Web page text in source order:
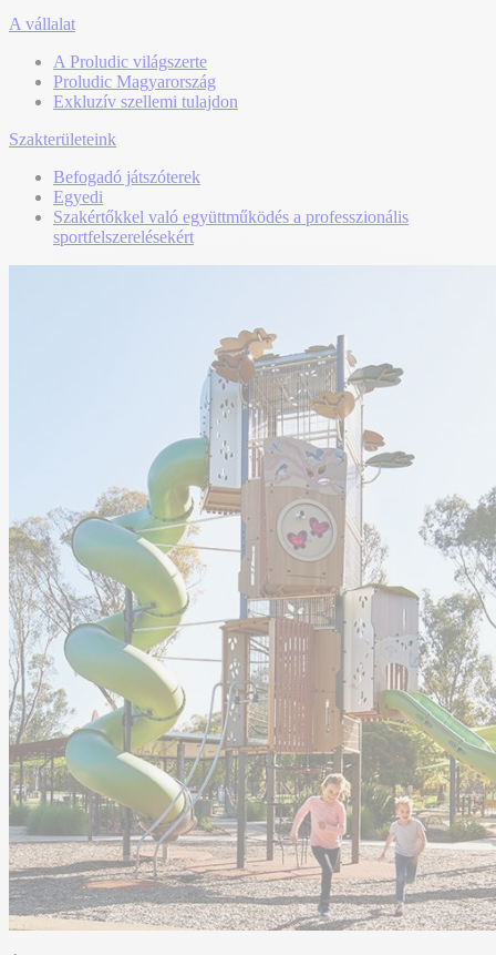
A vállalat
A Proludic világszerte
Proludic Magyarország
Exkluzív szellemi tulajdon
Szakterületeink
Befogadó játszóterek
Egyedi
Szakértőkkel való együttműködés a professzionális
sportfelszerelésekért